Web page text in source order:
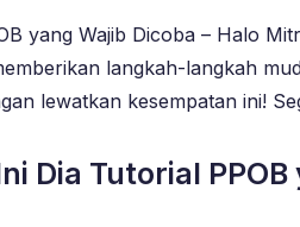
yang Wajib Dicoba – Halo
langkah-langkah
lewatkan kesempatan ini!
Dia Tutorial